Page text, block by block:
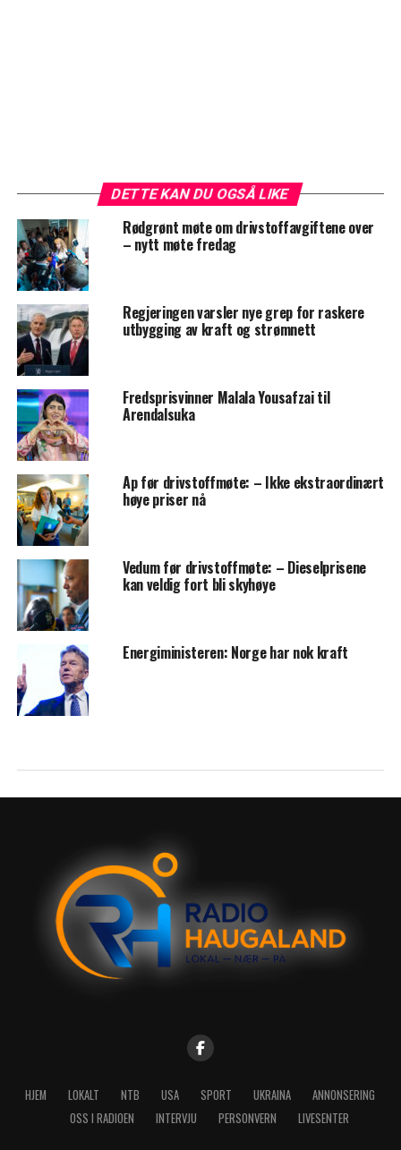
DETTE KAN DU OGSÅ LIKE
Rødgrønt møte om drivstoffavgiftene over
– nytt møte fredag
Regjeringen varsler nye grep for raskere
utbygging av kraft og strømnett
Fredsprisvinner Malala Yousafzai til
Arendalsuka
Ap før drivstoffmøte: – Ikke ekstraordinært
høye priser nå
Vedum før drivstoffmøte: – Dieselprisene
kan veldig fort bli skyhøye
Energiministeren: Norge har nok kraft
HJEM LOKALT NTB USA SPORT UKRAINA
ANNONSERING
OSS I RADIOEN
INTERVJU PERSONVERN LIVESENTER